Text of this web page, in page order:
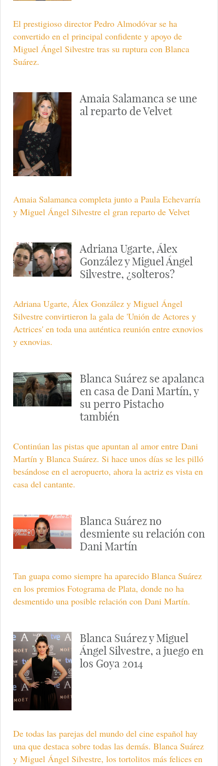
El prestigioso director Pedro Almodóvar se ha
convertido en el principal confidente y apoyo de
Miguel Ángel Silvestre tras su ruptura con Blanca
Suárez.
Amaia Salamanca se une
al reparto de Velvet
Amaia Salamanca completa junto a Paula Echevarría
y Miguel Ángel Silvestre el gran reparto de Velvet
Adriana Ugarte, Álex
González y Miguel Ángel
Silvestre, ¿solteros?
Adriana Ugarte, Álex González y Miguel Ángel
Silvestre convirtieron la gala de 'Unión de Actores y
Actrices' en toda una auténtica reunión entre exnovios
y exnovias.
Blanca Suárez se apalanca
en casa de Dani Martín, y
su perro Pistacho
también
Continúan las pistas que apuntan al amor entre Dani
Martín y Blanca Suárez. Si hace unos días se les pilló
besándose en el aeropuerto, ahora la actriz es vista en
casa del cantante.
Blanca Suárez no
desmiente su relación con
Dani Martín
Tan guapa como siempre ha aparecido Blanca Suárez
en los premios Fotograma de Plata, donde no ha
desmentido una posible relación con Dani Martín.
Blanca Suárez y Miguel
Ángel Silvestre, a juego en
los Goya 2014
De todas las parejas del mundo del cine español hay
una que destaca sobre todas las demás. Blanca Suárez
y Miguel Ángel Silvestre, los tortolitos más felices en